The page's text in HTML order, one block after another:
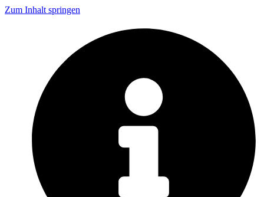
Zum Inhalt springen